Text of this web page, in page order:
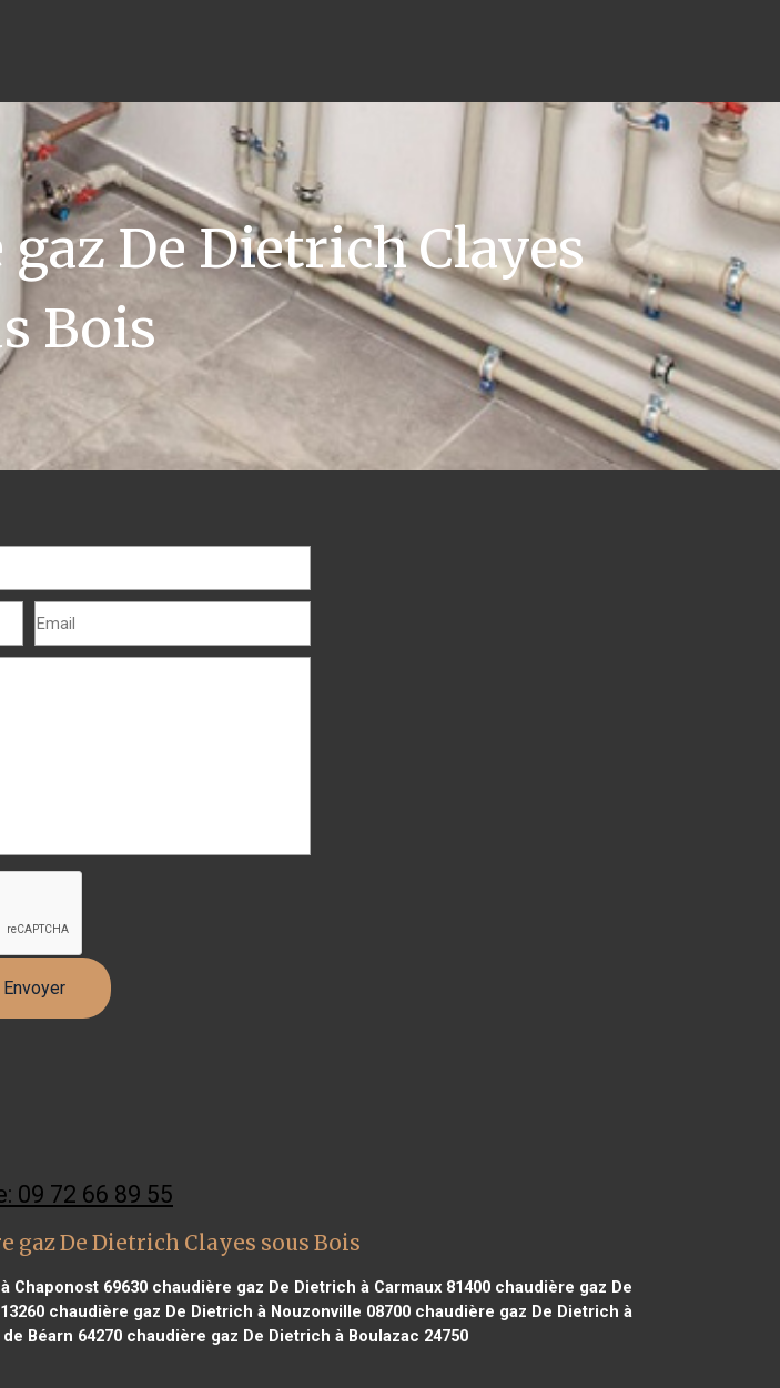
De Dietrich Clayes
Bois
09 72 66 89 55
De Dietrich Clayes sous Bois
Chaponost 69630chaudière gaz De Dietrich à Carmaux 81400chaudière gaz De
chaudière gaz De Dietrich à Nouzonville 08700 chaudière gaz De Dietrich à
Béarn 64270chaudière gaz De Dietrich à Boulazac 24750